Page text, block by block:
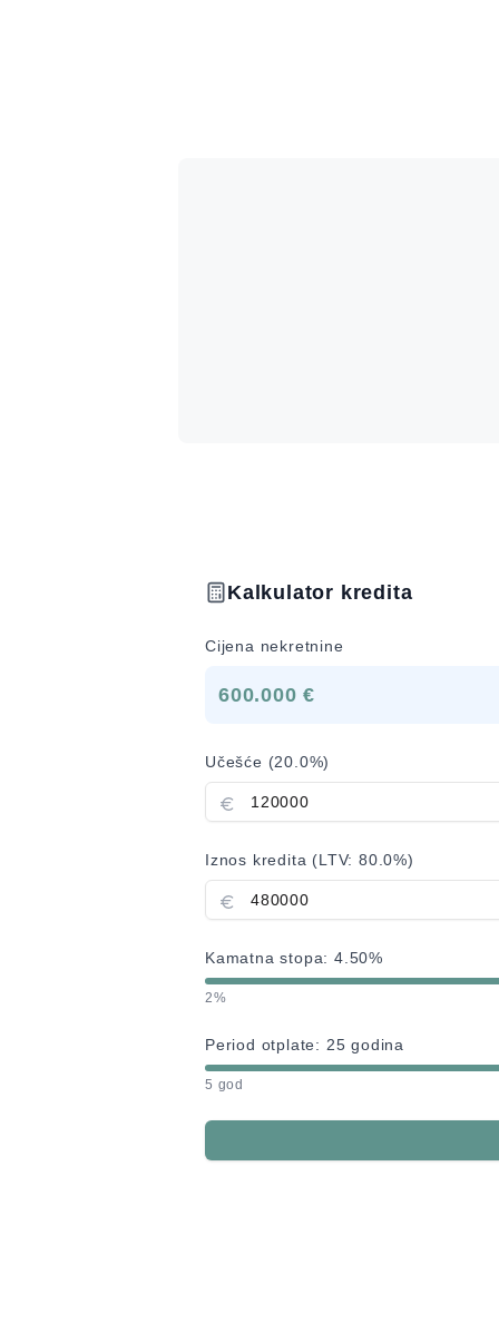
Kalkulator kredita
Cijena nekretnine
600.000 €
Učešće (20.0%)
Iznos kredita (LTV:80.0%)
Kamatna stopa:4.50%
2%
Period otplate: 25 godina
5 god